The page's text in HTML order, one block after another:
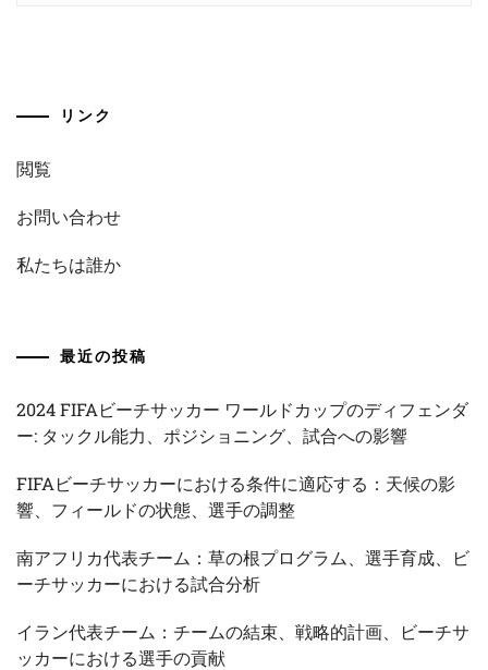
リンク
閲覧
お問い合わせ
私たちは誰か
最近の投稿
2024 FIFAビーチサッカー ワールドカップのディフェンダ
ー: タックル能力、ポジショニング、試合への影響
FIFAビーチサッカーにおける条件に適応する：天候の影
響、フィールドの状態、選手の調整
南アフリカ代表チーム：草の根プログラム、選手育成、ビ
ーチサッカーにおける試合分析
イラン代表チーム：チームの結束、戦略的計画、ビーチサ
ッカーにおける選手の貢献